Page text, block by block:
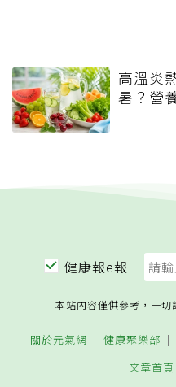
高溫炎
暑？營
健康報e報
本站內容僅供參考，一切
關於元氣網 健康聚樂部
文章首頁